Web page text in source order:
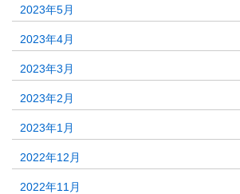
2023年5月
2023年4月
2023年3月
2023年2月
2023年1月
2022年12月
2022年11月